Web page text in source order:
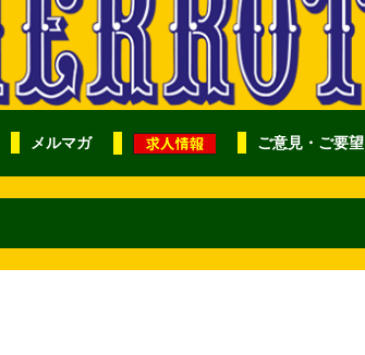
メルマガ ご意見・ご要望